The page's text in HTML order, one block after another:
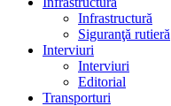
Infrastructură
Siguranţă rutieră
Interviuri
Interviuri
Editorial
Transporturi